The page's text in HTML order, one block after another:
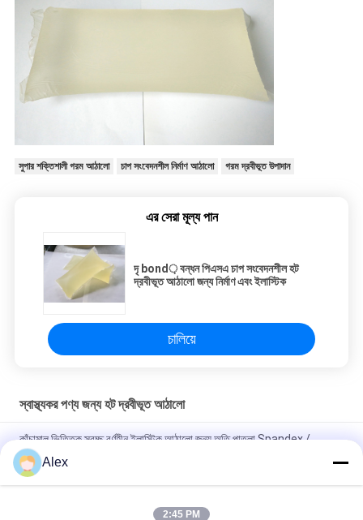
সুপার শক্তিশালী গরম আঠালো চাপ সংবেদনশীল নির্মাণ আঠালো গরম দ্রবীভূত উপাদান
এর সেরা মূল্য পান
দৃ bond় বন্ধন পিএসএ চাপ সংবেদনশীল হট
দ্রবীভূত আঠালো জন্য নির্মাণ এবং ইলাস্টিক
চালিয়ে
স্বাস্থ্যকর পণ্য জন্য হট দ্রবীভূত আঠালো
কাঁচামাল ভিত্তিক স্বচ্ছ বর্ণহীন ইলাস্টিক আঠালো জন্য অতি পাতলা Spandex /
disposable প্যান পণ্য মধ্যে ইলাস্টিক
বালিশ টাইপ প্যাকিং হাইজেনিক ডিসপোজেবল হট মেল্ট আঠালো স্বচ্ছ রঙের সাথে গরম গলিত
Alex
2:45 PM